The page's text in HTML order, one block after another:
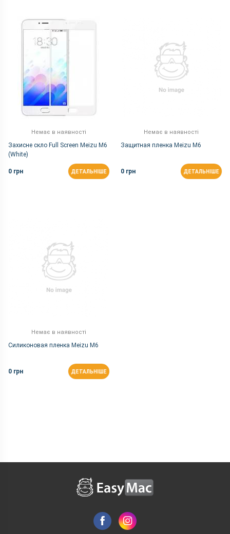
Немає в наявності
Захисне скло Full Screen Meizu M6
(White)
0 грн ДЕТАЛЬНІШЕ
Немає в наявності
Защитная пленка Meizu M6
0 грн ДЕТАЛЬНІШЕ
Немає в наявності
Силиконовая пленка Meizu M6
0 грн ДЕТАЛЬНІШЕ